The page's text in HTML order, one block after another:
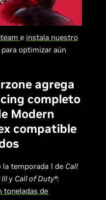
e instala nuestro
para optimizar aún
agrega
completo
Modern
compatible
temporada 1 de Call
IIIy Call of Duty®:
toneladas de